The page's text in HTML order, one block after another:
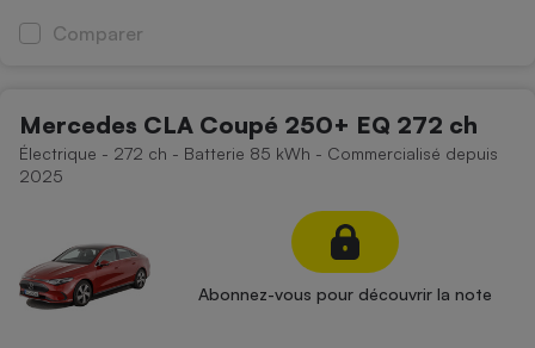
Comparer
Mercedes CLA Coupé 250+ EQ 272 ch
Électrique - 272 ch - Batterie 85 kWh - Commercialisé depuis
2025
Abonnez-vous pour découvrir la note